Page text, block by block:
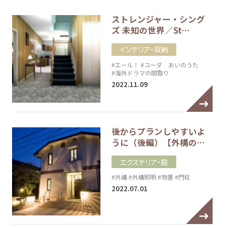
ストレンジャー・シング
ズ 未知の世界／St…
インテリア・収納
#エール！ #コーダ あいのうた
#海外ドラマの間取り
2022.11.09
後からプランしやすいよ
うに（後編）【外構の…
エクステリア・庭
#外構#外構照明 #物置 #門柱
2022.07.01